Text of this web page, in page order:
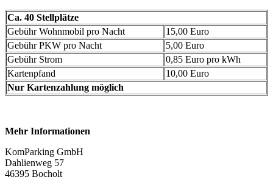
Ca. 40 Stellplätze
Gebühr Wohnmobil pro Nacht
15,00 Euro
Gebühr PKW pro Nacht
5,00 Euro
Gebühr Strom
0,85 Euro pro kWh
Kartenpfand
10,00 Euro
Nur Kartenzahlung möglich
Mehr Informationen
KomParking GmbH
Dahlienweg 57
46395 Bocholt